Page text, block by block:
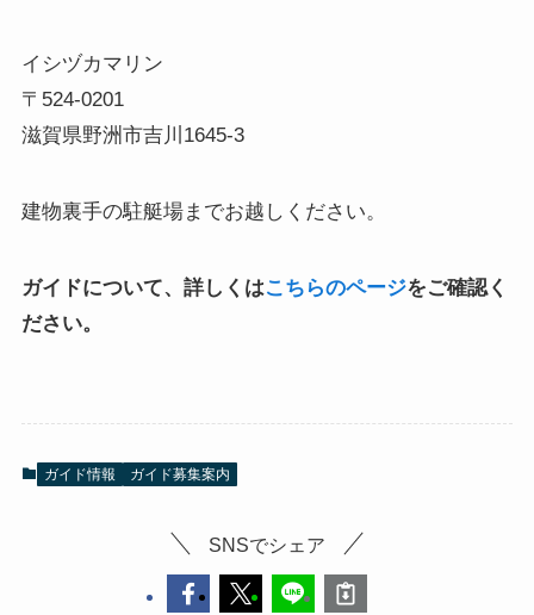
イシヅカマリン
〒524-0201
滋賀県野洲市吉川1645-3
建物裏手の駐艇場までお越しください。
ガイドについて、詳しくはこちらのページをご確認く
ださい。
ガイド情報 ガイド募集案内
SNSでシェア